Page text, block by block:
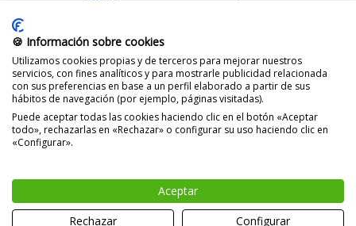
© 2014 -2026 FarmaciaVizcaíno.com
🍪 Información sobre cookies
Utilizamos cookies propias y de terceros para mejorar nuestros
servicios, con fines analíticos y para mostrarle publicidad relacionada
con sus preferencias en base a un perfil elaborado a partir de sus
hábitos de navegación (por ejemplo, páginas visitadas).
Puede aceptar todas las cookies haciendo clic en el botón «Aceptar
todo», rechazarlas en «Rechazar» o configurar su uso haciendo clic en
«Configurar».
Aceptar
Rechazar
Configurar